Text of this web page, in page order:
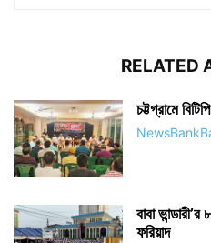
RELATED
চট্টগ্রামে
বাবা
ফরিয়াদ